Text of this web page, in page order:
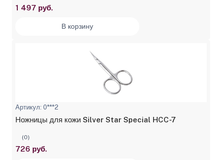
1 497 руб.
В корзину
Артикул: 0***2
Ножницы для кожи Silver Star Special HCC-7
(0)
726 руб.